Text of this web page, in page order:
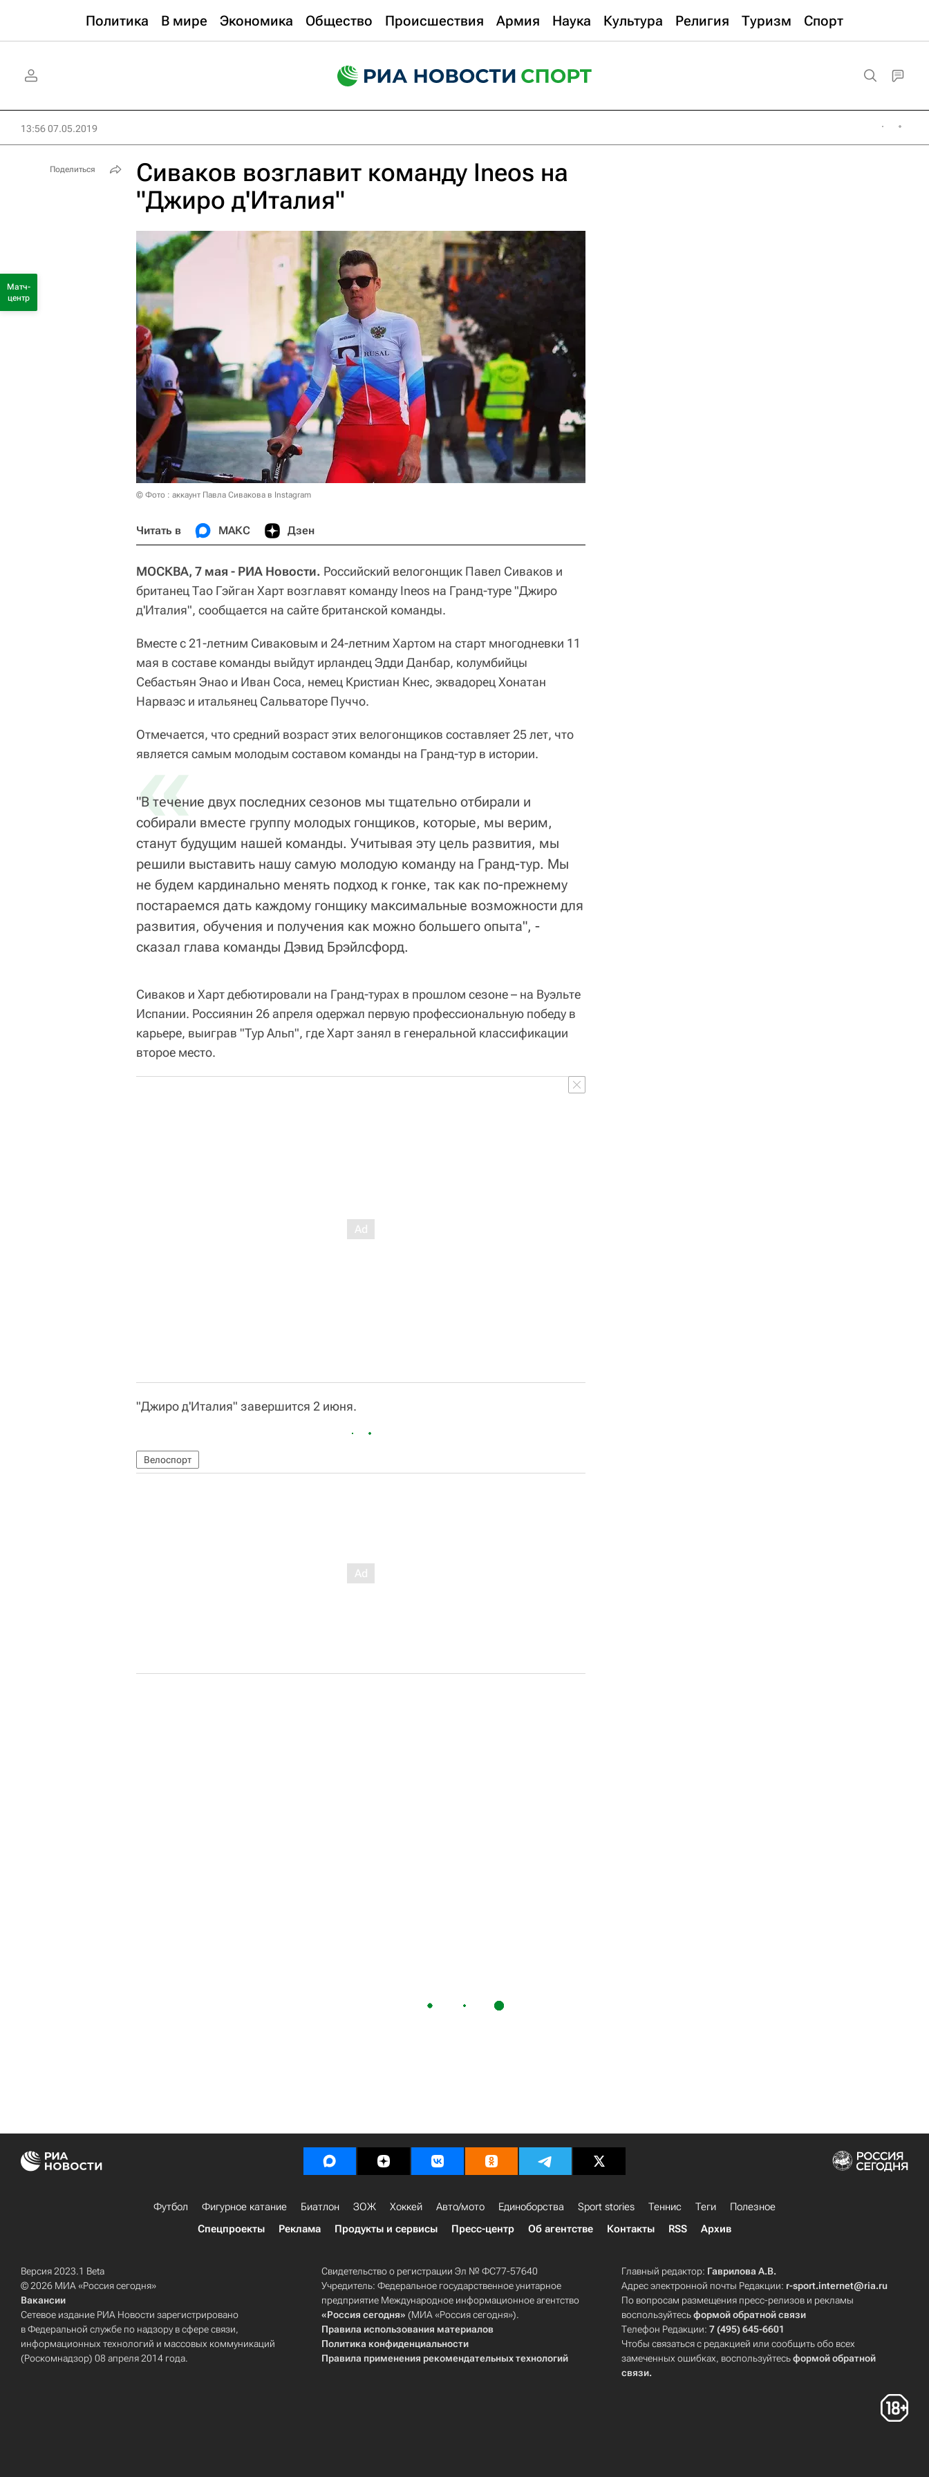
Политика В мире Экономика Общество Происшествия Армия Наука Культура Религия Туризм Спорт
13:56 07.05.2019
Сиваков возглавит команду Ineos на
"Джиро д'Италия"
© Фото : аккаунт Павла Сивакова в Instagram
Читать в МАКС Дзен
МОСКВА, 7 мая - РИА Новости. Российский велогонщик Павел Сиваков и
британец Тао Гэйган Харт возглавят команду Ineos на Гранд-туре "Джиро
д'Италия", сообщается на сайте британской команды.
Вместе с 21-летним Сиваковым и 24-летним Хартом на старт многодневки 11
мая в составе команды выйдут ирландец Эдди Данбар, колумбийцы
Себастьян Энао и Иван Соса, немец Кристиан Кнес, эквадорец Хонатан
Нарваэс и итальянец Сальваторе Пуччо.
Отмечается, что средний возраст этих велогонщиков составляет 25 лет, что
является самым молодым составом команды на Гранд-тур в истории.
«
"В течение двух последних сезонов мы тщательно отбирали и
собирали вместе группу молодых гонщиков, которые, мы верим,
станут будущим нашей команды. Учитывая эту цель развития, мы
решили выставить нашу самую молодую команду на Гранд-тур. Мы
не будем кардинально менять подход к гонке, так как по-прежнему
постараемся дать каждому гонщику максимальные возможности для
развития, обучения и получения как можно большего опыта", -
сказал глава команды Дэвид Брэйлсфорд.
Сиваков и Харт дебютировали на Гранд-турах в прошлом сезоне – на Вуэльте
Испании. Россиянин 26 апреля одержал первую профессиональную победу в
карьере, выиграв "Тур Альп", где Харт занял в генеральной классификации
второе место.
"Джиро д'Италия" завершится 2 июня.
Велоспорт
Поделиться
Матч-
центр
Футбол Фигурное катание Биатлон ЗОЖ Хоккей Авто/мото Единоборства Sport stories Теннис Теги
Полезное
Спецпроекты
Реклама Продукты и сервисы Пресс-центр Об агентстве Контакты RSS Архив
Версия 2023.1 Beta
© 2026 МИА «Россия сегодня»
Вакансии
Сетевое издание РИА Новости зарегистрировано
в Федеральной службе по надзору в сфере связи,
информационных технологий и массовых коммуникаций
(Роскомнадзор) 08 апреля 2014 года.
Свидетельство о регистрации Эл № ФС77-57640
Учредитель: Федеральное государственное унитарное
предприятие Международное информационное агентство
«Россия сегодня» (МИА «Россия сегодня»).
Правила использования материалов
Политика конфиденциальности
Правила применения рекомендательных технологий
Главный редактор: Гаврилова А.В.
Адрес электронной почты Редакции: r-sport.internet@ria.ru
По вопросам размещения пресс-релизов и рекламы
воспользуйтесьформой обратной связи
Телефон Редакции:7 (495) 645-6601
Чтобы связаться с редакцией или сообщить обо всех
замеченных ошибках, воспользуйтесьформой обратной
связи.